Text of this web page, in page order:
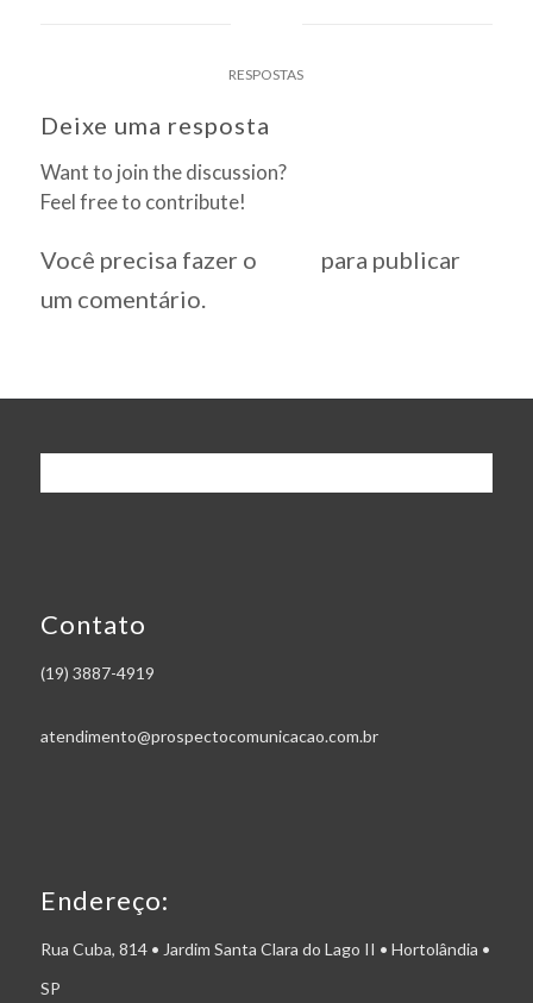
RESPOSTAS
Deixe uma resposta
Want to join the discussion?
Feel free to contribute!
Você precisa fazer o
para publicar
um comentário.
Contato
(19) 3887-4919
atendimento@prospectocomunicacao.com.br
Endereço:
Rua Cuba, 814 • Jardim Santa Clara do Lago II • Hortolândia •
SP